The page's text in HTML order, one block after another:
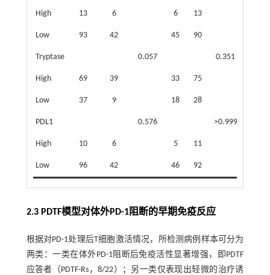
High 13 6 6 13
Low 93 42 45 90
Tryptase 0.057 0.351
High 69 39 33 75
Low 37 9 18 28
PDL1 0.576 >0.999
High 10 6 5 11
Low 96 42 46 92
2.3 PDTF模型对体外PD-1阻断的早期免疫反应
根据对PD-1处理后T细胞激活情况，所检测病例样本可分为
两类：一类在体外PD-1阻断后免疫活性显著增强，即PDTF
应答者（PDTF-Rs，8/22）；另一类仅表现出轻微的治疗诱